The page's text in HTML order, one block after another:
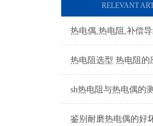
RELEVANT
热电偶,热电阻,补偿
热电阻选型 热电阻的